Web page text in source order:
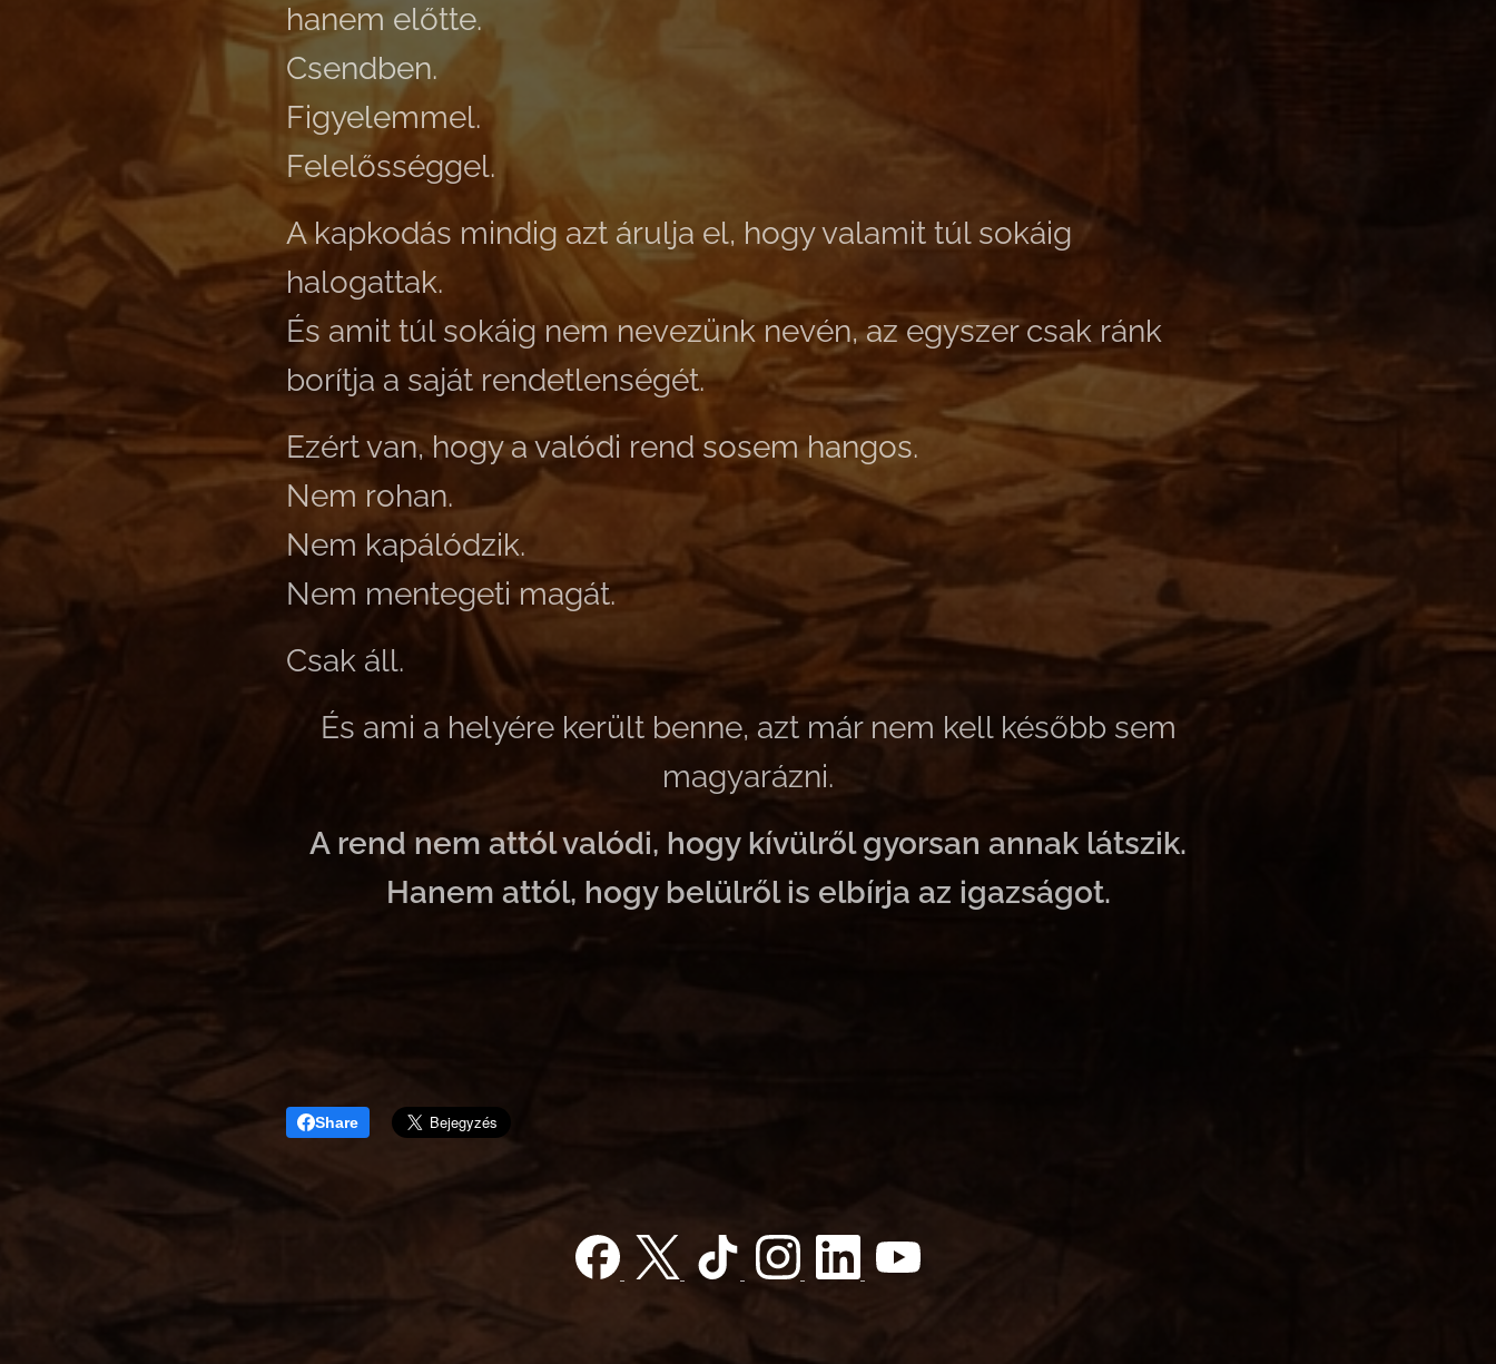
hanem előtte.
Csendben.
Figyelemmel.
Felelősséggel.
A kapkodás mindig azt árulja el, hogy valamit túl sokáig
halogattak.
És amit túl sokáig nem nevezünk nevén, az egyszer csak ránk
borítja a saját rendetlenségét.
Ezért van, hogy a valódi rend sosem hangos.
Nem rohan.
Nem kapálódzik.
Nem mentegeti magát.
Csak áll.
És ami a helyére került benne, azt már nem kell később sem
magyarázni.
A rend nem attól valódi, hogy kívülről gyorsan annak látszik.
Hanem attól, hogy belülről is elbírja az igazságot.
Share